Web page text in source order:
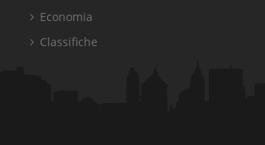
Economia
Classifiche